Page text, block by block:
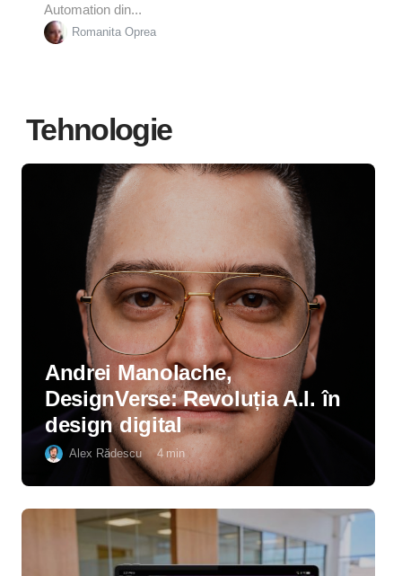
Automation din...
Romanita Oprea
Tehnologie
Andrei Manolache,
DesignVerse: Revoluția A.I. în
design digital
Alex Rădescu 4 min